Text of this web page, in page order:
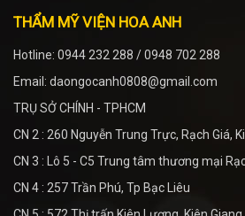
THẨM MỸ VIỆN HOA ANH
Hotline: 0944 232 288 / 0948 702 288
Email: daongocanh0808@gmail.com
TRỤ SỞ CHÍNH - TPHCM
CN 2 : 260 Nguyễn Trung Trực, Rạch Giá,
CN 3 : Lô 5 - C5 Trung tâm thương mại
CN 4 : 257 Trần Phú, Tp Bạc Liêu